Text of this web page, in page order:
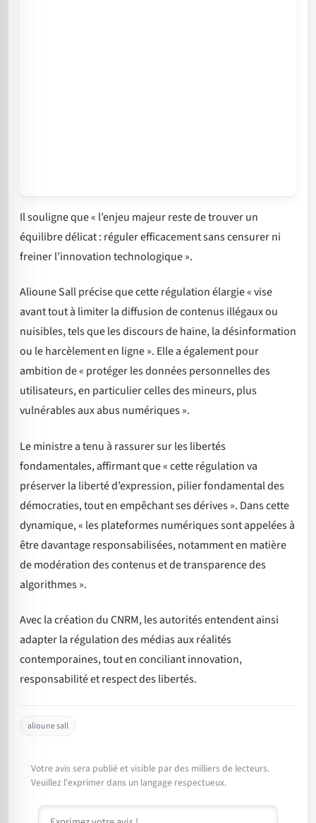
Il souligne que « l’enjeu majeur reste de trouver un
équilibre délicat : réguler efficacement sans censurer ni
freiner l’innovation technologique ».
Alioune Sall précise que cette régulation élargie « vise
avant tout à limiter la diffusion de contenus illégaux ou
nuisibles, tels que les discours de haine, la désinformation
ou le harcèlement en ligne ». Elle a également pour
ambition de « protéger les données personnelles des
utilisateurs, en particulier celles des mineurs, plus
vulnérables aux abus numériques ».
Le ministre a tenu à rassurer sur les libertés
fondamentales, affirmant que « cette régulation va
préserver la liberté d’expression, pilier fondamental des
démocraties, tout en empêchant ses dérives ». Dans cette
dynamique, « les plateformes numériques sont appelées à
être davantage responsabilisées, notamment en matière
de modération des contenus et de transparence des
algorithmes ».
Avec la création du CNRM, les autorités entendent ainsi
adapter la régulation des médias aux réalités
contemporaines, tout en conciliant innovation,
responsabilité et respect des libertés.
alioune sall
Votre avis sera publié et visible par des milliers de lecteurs.
Veuillez l'exprimer dans un langage respectueux.
Commentaire